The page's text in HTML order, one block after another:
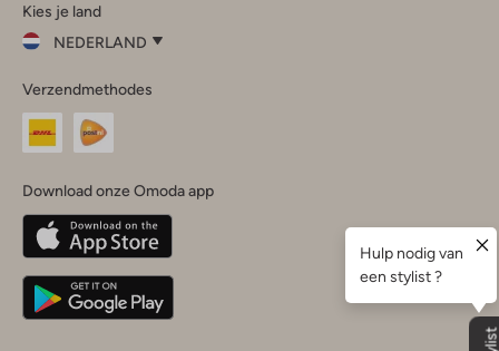
InstagramFacebook
Kies je land
NEDERLAND
je
land
Nederland
Belgique(Français)
Deutschland
Verzendmethodes
Download onze Omoda app